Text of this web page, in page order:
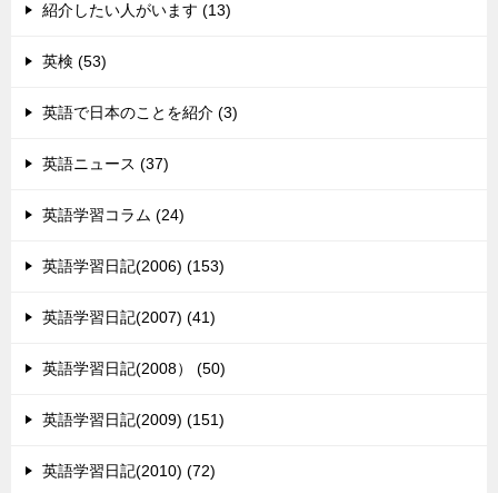
紹介したい人がいます (13)
英検 (53)
英語で日本のことを紹介 (3)
英語ニュース (37)
英語学習コラム (24)
英語学習日記(2006) (153)
英語学習日記(2007) (41)
英語学習日記(2008） (50)
英語学習日記(2009) (151)
英語学習日記(2010) (72)